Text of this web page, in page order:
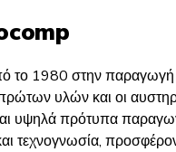
το 1980 στην παραγωγή
υλών και οι
υψηλά πρότυπα
τεχνογνωσία,